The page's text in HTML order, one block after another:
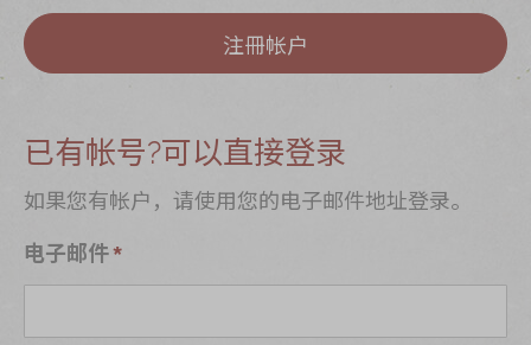
商务销售
奇华网志
手信礼品
时令食品
FRIENDS礼盒
所有产品
已有帐号?可以直接登录
如果您有帐户，请使用您的电子邮件地址登录。
电子邮件
注冊帐户